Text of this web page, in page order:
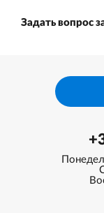
Задать вопрос